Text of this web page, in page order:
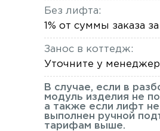
Без лифта:
1% от суммы заказа
Занос в коттедж:
Уточните у
В случае, если в
модуль изделия не
а также если лифт
выполнен ручной
тарифам выше.